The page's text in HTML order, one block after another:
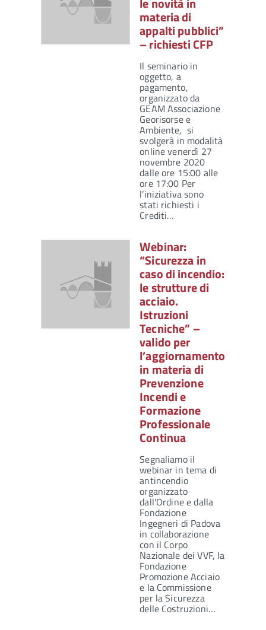
materia di
appalti pubblici”
– richiesti CFP
Il seminario in
oggetto, a
pagamento,
organizzato da
GEAM Associazione
Georisorse e
Ambiente, si
svolgerà in modalità
online venerdì 27
novembre 2020
dalle ore 15:00 alle
ore 17:00 Per
l’iniziativa sono
stati richiesti i
Crediti…
Webinar:
“Sicurezza in
caso di incendio:
le strutture di
acciaio.
Istruzioni
Tecniche” –
valido per
l’aggiornamento
in materia di
Prevenzione
Incendi e
Formazione
Professionale
Continua
Segnaliamo il
webinar in tema di
antincendio
organizzato
dall'Ordine e dalla
Fondazione
Ingegneri di Padova
in collaborazione
con il Corpo
Nazionale dei VVF, la
Fondazione
Promozione Acciaio
e la Commissione
per la Sicurezza
delle Costruzioni…